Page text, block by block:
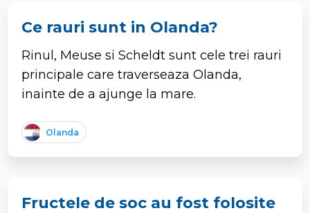
Ce rauri sunt in Olanda?
Rinul, Meuse si Scheldt sunt cele trei rauri
principale care traverseaza Olanda,
inainte de a ajunge la mare.
Olanda
Fructele de soc au fost folosite